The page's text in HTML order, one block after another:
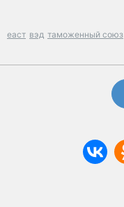
еаст вэд таможенный союз